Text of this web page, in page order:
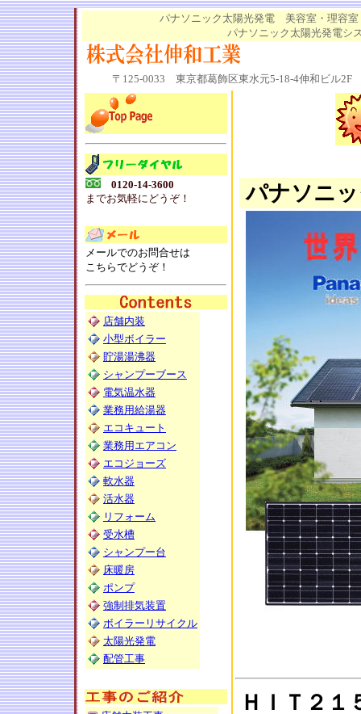
パナソニック太陽光発電 美容室・理容
パナソニック太陽光発電シ
〒125-0033 東京都葛飾区東水元5-18-4伸和ビル
0120-14-3600
までお気軽にどうぞ！
メールでのお問合せは
こちらでどうぞ！
店舗内装
小型ボイラー
貯湯湯沸器
シャンプーブース
電気温水器
業務用給湯器
エコキュート
業務用エアコン
エコジョーズ
軟水器
活水器
リフォーム
受水槽
シャンプー台
床暖房
ポンプ
強制排気装置
ボイラーリサイクル
太陽光発電
配管工事
パナソニ
ＨＩＴ２